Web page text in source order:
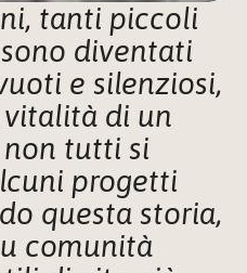
tanti piccoli
diventati
e silenziosi,
di un
tutti si
progetti
questa storia,
comunità